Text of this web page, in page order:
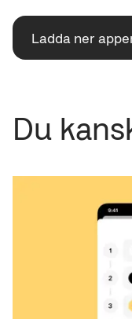
Ladda ner
Du